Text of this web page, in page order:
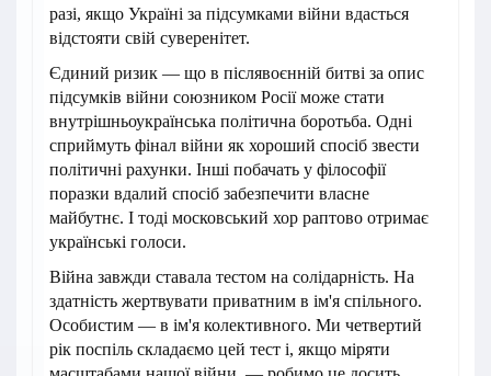
разі, якщо Україні за підсумками війни вдасться
відстояти свій суверенітет.
Єдиний ризик — що в післявоєнній битві за опис
підсумків війни союзником Росії може стати
внутрішньоукраїнська політична боротьба. Одні
сприймуть фінал війни як хороший спосіб звести
політичні рахунки. Інші побачать у філософії
поразки вдалий спосіб забезпечити власне
майбутнє. І тоді московський хор раптово отримає
українські голоси.
Війна завжди ставала тестом на солідарність. На
здатність жертвувати приватним в ім'я спільного.
Особистим — в ім'я колективного. Ми четвертий
рік поспіль складаємо цей тест і, якщо міряти